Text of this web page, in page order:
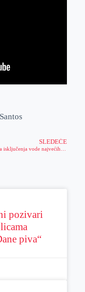
SLEDEĆE
pozivari
piva“